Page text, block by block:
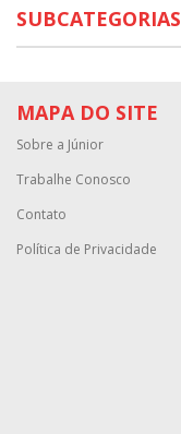
SUBCATEGORIAS
MAPA DO SITE
Sobre a Júnior
Trabalhe Conosco
Contato
Política de Privacidade